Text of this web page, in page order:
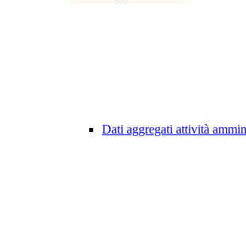
Dati aggregati attività